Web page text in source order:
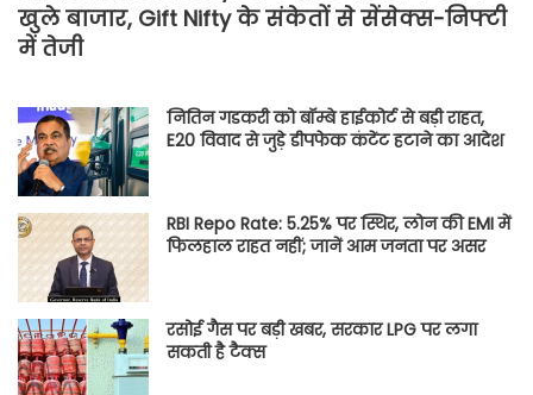
खुले बाजार, Gift Nifty के संकेतों से सेंसेक्स-निफ्टी
में तेजी
नितिन गडकरी को बॉम्बे हाईकोर्ट से बड़ी राहत,
E20 विवाद से जुड़े डीपफेक कंटेंट हटाने का आदेश
RBI Repo Rate: 5.25% पर स्थिर, लोन की EMI में
फिलहाल राहत नहीं; जानें आम जनता पर असर
रसोई गैस पर बड़ी खबर, सरकार LPG पर लगा
सकती है टैक्स